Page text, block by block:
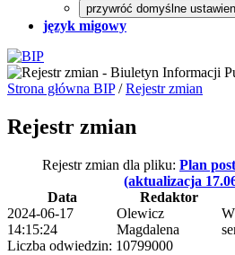
przywróć domyślne
język migowy
Strona główna BIP/Rejestr zmian
Rejestr zmian
Rejestr zmian dla pliku: Plan
(aktualizacja
Data
Redaktor
2024-06-17
14:15:24
Olewicz
Magdalena
Liczba odwiedzin: 10799000